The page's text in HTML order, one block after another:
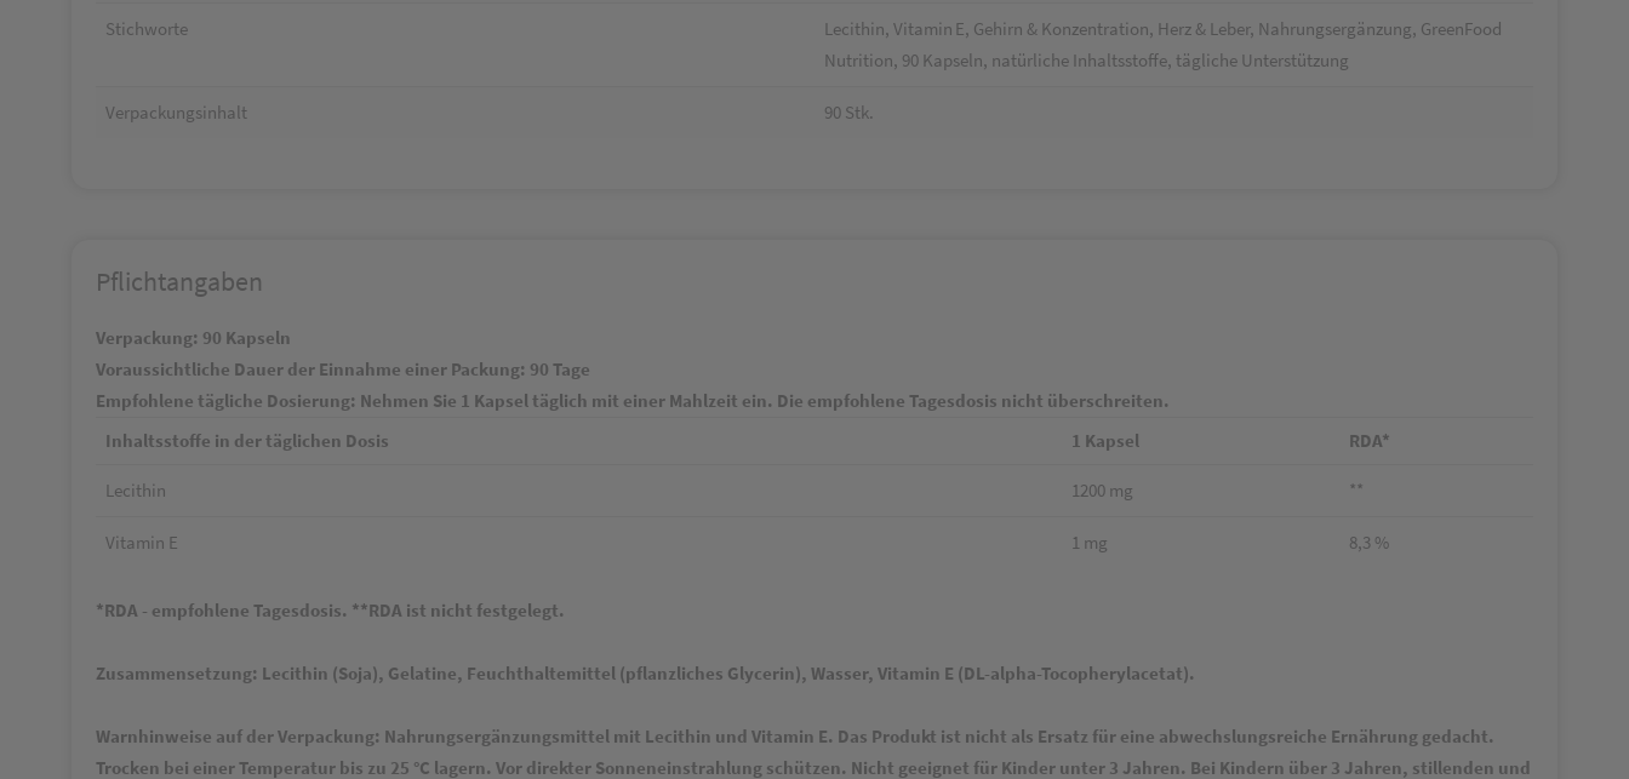
Stichworte
Lecithin, Vitamin E, Gehirn & Konzentration, Herz & Leber, Nahrungsergänzung, GreenFood
Nutrition, 90 Kapseln, natürliche Inhaltsstoffe, tägliche Unterstützung
Verpackungsinhalt 90 Stk.
Pflichtangaben
Verpackung: 90 Kapseln
Voraussichtliche Dauer der Einnahme einer Packung: 90 Tage
Empfohlene tägliche Dosierung: Nehmen Sie 1 Kapsel täglich mit einer Mahlzeit ein. Die empfohlene Tagesdosis nicht überschreiten.
Inhaltsstoffe in der täglichen Dosis
1 Kapsel RDA*
Lecithin 1200 mg **
Vitamin E 1 mg 8,3 %
*RDA - empfohlene Tagesdosis. **RDA ist nicht festgelegt.
Zusammensetzung: Lecithin (Soja), Gelatine, Feuchthaltemittel (pflanzliches Glycerin), Wasser, Vitamin E (DL-alpha-Tocopherylacetat).
Warnhinweise auf der Verpackung: Nahrungsergänzungsmittel mit Lecithin und Vitamin E. Das Produkt ist nicht als Ersatz für eine abwechslungsreiche Ernährung gedacht.
Trocken bei einer Temperatur bis zu 25 °C lagern. Vor direkter Sonneneinstrahlung schützen. Nicht geeignet für Kinder unter 3 Jahren. Bei Kindern über 3 Jahren, stillenden und